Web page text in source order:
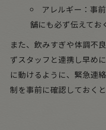
アレルギー：事
舗にも必ず伝えてお
また、飲みすぎや体調不
ずスタッフと連携し早め
に動けるように、緊急連
制を事前に確認しておくと